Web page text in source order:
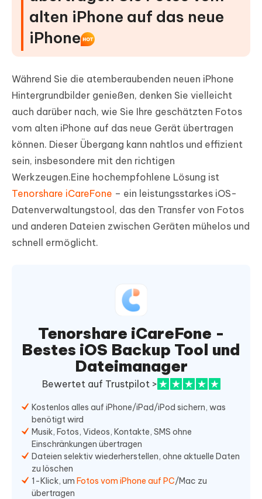
alten iPhone auf das neue
iPhone
Während Sie die atemberaubenden neuen iPhone
Hintergrundbilder genießen, denken Sie vielleicht
auch darüber nach, wie Sie Ihre geschätzten Fotos
vom alten iPhone auf das neue Gerät übertragen
können. Dieser Übergang kann nahtlos und effizient
sein, insbesondere mit den richtigen
Werkzeugen.Eine hochempfohlene Lösung ist
Tenorshare iCareFone – ein leistungsstarkes iOS-
Datenverwaltungstool, das den Transfer von Fotos
und anderen Dateien zwischen Geräten mühelos und
schnell ermöglicht.
Tenorshare iCareFone -
Bestes iOS Backup Tool und
Dateimanager
Bewertet auf Trustpilot >
Kostenlos alles auf iPhone/iPad/iPod sichern, was
benötigt wird
Musik, Fotos, Videos, Kontakte, SMS ohne
Einschränkungen übertragen
Dateien selektiv wiederherstellen, ohne aktuelle Daten
zu löschen
1-Klick, um Fotos vom iPhone auf PC/Mac zu
übertragen